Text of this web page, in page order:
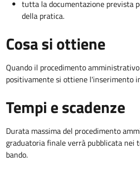
tutta la documentazione prevista
della pratica.
Cosa si ottiene
Quando il procedimento
positivamente si ottiene l'inserimento
Tempi e scadenze
Durata massima del procedimento
graduatoria finale verrà pubblicata nei
bando.